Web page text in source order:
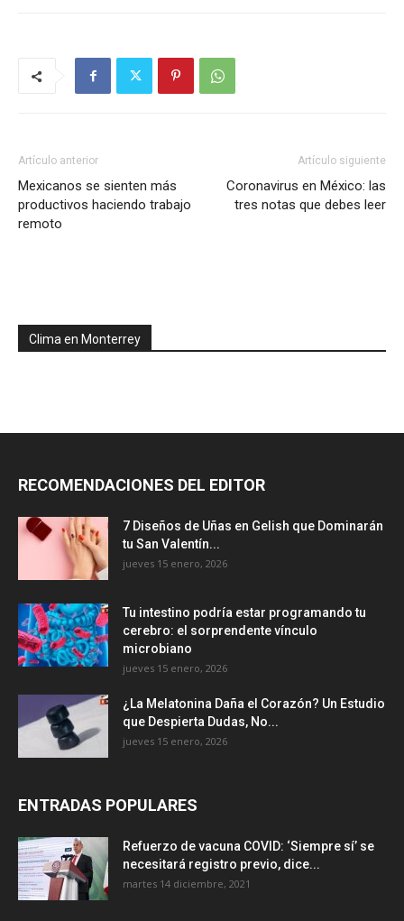
Artículo anterior
Mexicanos se sienten más
productivos haciendo trabajo
remoto
Artículo siguiente
Coronavirus en México: las
tres notas que debes leer
Clima en Monterrey
RECOMENDACIONES DEL EDITOR
7 Diseños de Uñas en Gelish que Dominarán
tu San Valentín...
jueves 15 enero, 2026
Tu intestino podría estar programando tu
cerebro: el sorprendente vínculo
microbiano
jueves 15 enero, 2026
¿La Melatonina Daña el Corazón? Un Estudio
que Despierta Dudas, No...
jueves 15 enero, 2026
ENTRADAS POPULARES
Refuerzo de vacuna COVID: ‘Siempre sí’ se
necesitará registro previo, dice...
martes 14 diciembre, 2021